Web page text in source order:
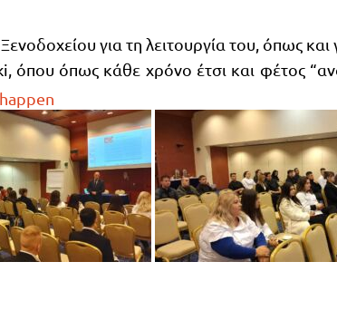
για τη λειτουργία του, όπως και
όπως κάθε χρόνο έτσι και φέτος